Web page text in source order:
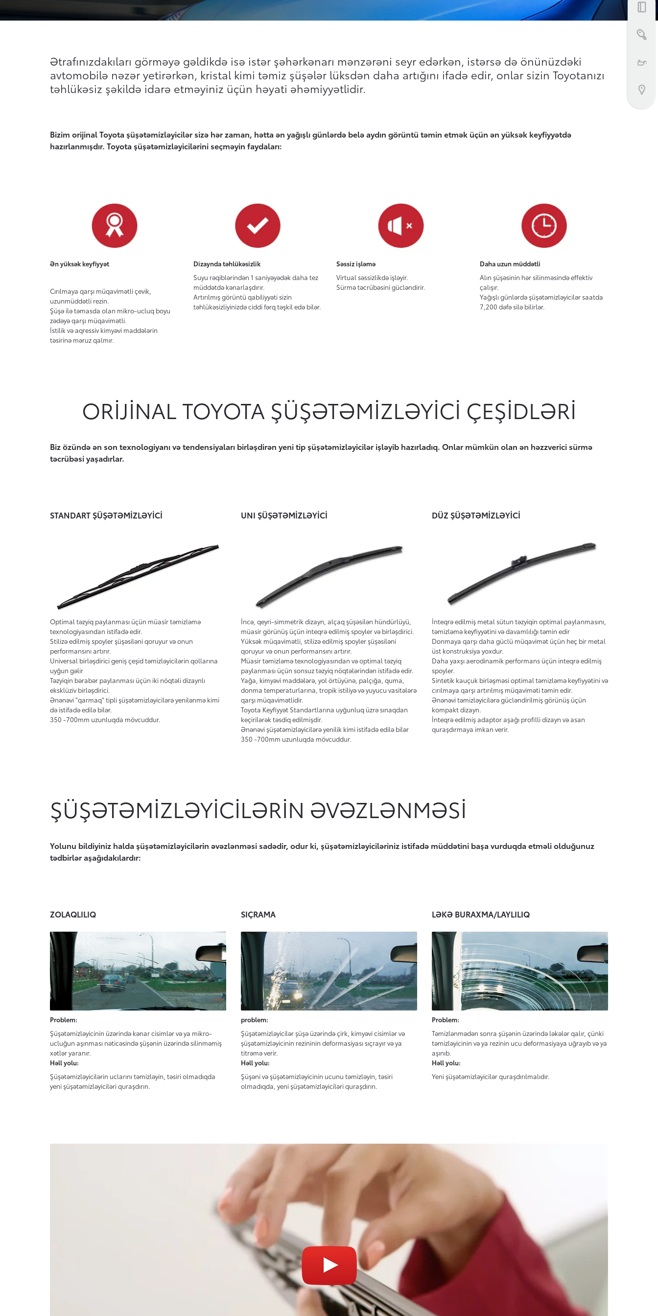
Ətrafınızdakıları görməyə gəldikdə isə istər şəhərkənarı mənzərəni seyr edərkən, istərsə də önünüzdəki
avtomobilə nəzər yetirərkən, kristal kimi təmiz şüşələr lüksdən daha artığını ifadə edir, onlar sizin Toyotanızı
təhlükəsiz şəkildə idarə etməyiniz üçün həyati əhəmiyyətlidir.
Bizim orijinal Toyota şüşətəmizləyicilər sizə hər zaman, hətta ən yağışlı günlərdə belə aydın görüntü təmin etmək üçün ən yüksək keyfiyyətdə
hazırlanmışdır. Toyota şüşətəmizləyicilərini seçməyin faydaları:
Ən yüksək keyfiyyət
Cırılmaya qarşı müqavimətli çevik,
uzunmüddətli rezin.
Şüşə ilə təmasda olan mikro-ucluq boyu
zədəyə qarşı müqavimətli.
İstilik və aqressiv kimyəvi maddələrin
təsirinə məruz qalmır.
Dizaynda təhlükəsizlik
Suyu rəqiblərindən 1 saniyəyədək daha tez
müddətdə kənarlaşdırır.
Artırılmış görüntü qabiliyyəti sizin
təhlükəsizliyinizdə ciddi fərq təşkil edə bilər.
Səssiz işləmə
Virtual səssizlikdə işləyir.
Sürmə təcrübəsini gücləndirir.
Daha uzun müddətli
Alın şüşəsinin hər silinməsində effektiv
çalışır.
Yağışlı günlərdə şüşətəmizləyicilər saatda
7,200 dəfə silə bilirlər.
ORIJINAL TOYOTA ŞÜŞƏTƏMIZLƏYICI ÇEŞIDLƏRI
Biz özündə ən son texnologiyanı və tendensiyaları birləşdirən yeni tip şüşətəmizləyicilər işləyib hazırladıq. Onlar mümkün olan ən həzzverici sürmə
təcrübəsi yaşadırlar.
STANDART ŞÜŞƏTƏMİZLƏYİCİ
Optimal təzyiq paylanması üçün müasir təmizləmə
texnologiyasından istifadə edir.
Stilizə edilmiş spoyler şüşəsiləni qoruyur və onun
performansını artırır.
Universal birləşdirici geniş çeşid təmizləyicilərin qollarına
uyğun gəlir
Təzyiqin bərabər paylanması üçün iki nöqtəli dizaynlı
eksklüziv birləşdirici.
Ənənəvi "qarmaq" tipli şüşətəmizləyicilərə yenilənmə kimi
də istifadə edilə bilər.
350 -700mm uzunluqda mövcuddur.
UNI ŞÜŞƏTƏMİZLƏYİCİ
İncə, qeyri-simmetrik dizayn, alçaq şüşəsilən hündürlüyü,
müasir görünüş üçün inteqrə edilmiş spoyler və birləşdirici.
Yüksək müqavimətli, stilizə edilmiş spoyler şüşəsiləni
qoruyur və onun performansını artırır.
Müasir təmizləmə texnologiyasından və optimal təzyiq
paylanması üçün sonsuz təzyiq nöqtələrindən istifadə edir.
Yağa, kimyəvi maddələrə, yol örtüyünə, palçığa, quma,
donma temperaturlarına, tropik istiliyə və yuyucu vasitələrə
qarşı müqavimətlidir.
Toyota Keyfiyyət Standartlarına uyğunluq üzrə sınaqdan
keçirilərək təsdiq edilmişdir.
Ənənəvi şüşətəmizləyicilərə yenilik kimi istifadə edilə bilər
350 -700mm uzunluqda mövcuddur.
DÜZ ŞÜŞƏTƏMİZLƏYİCİ
İnteqrə edilmiş metal sütun təzyiqin optimal paylanmasını,
təmizləmə keyfiyyətini və davamlılığı təmin edir
Donmaya qarşı daha güclü müqavimət üçün heç bir metal
üst konstruksiya yoxdur.
Daha yaxşı aerodinamik performans üçün inteqrə edilmiş
spoyler.
Sintetik kauçuk birləşməsi optimal təmizləmə keyfiyyətini və
cırılmaya qarşı artırılmış müqaviməti təmin edir.
Ənənəvi təmizləyicilərə gücləndirilmiş görünüş üçün
kompakt dizayn.
İnteqrə edilmiş adaptor aşağı profilli dizayn və asan
quraşdırmaya imkan verir.
ŞÜŞƏTƏMIZLƏYICILƏRIN ƏVƏZLƏNMƏSI
Yolunu bildiyiniz halda şüşətəmizləyicilərin əvəzlənməsi sadədir, odur ki, şüşətəmizləyiciləriniz istifadə müddətini başa vurduqda etməli olduğunuz
tədbirlər aşağıdakılardır:
ZOLAQLILIQ
Problem:
Şüşətəmizləyicinin üzərində kənar cisimlər və ya mikro-
ucluğun aşınması nəticəsində şüşənin üzərində silinməmiş
xətlər yaranır.
Həll yolu:
Şüşətəmizləyicilərin uclarını təmizləyin, təsiri olmadıqda
yeni şüşətəmizləyiciləri quraşdırın.
SIÇRAMA
problem:
Şüşətəmizləyicilər şüşə üzərində çirk, kimyəvi cisimlər və
şüşətəmizləyicinin rezininin deformasiyası sıçrayır və ya
titrəmə verir.
Həll yolu:
Şüşəni və şüşətəmizləyicinin ucunu təmizləyin, təsiri
olmadıqda, yeni şüşətəmizləyiciləri quraşdırın.
LƏKƏ BURAXMA/LAYLILIQ
Problem:
Təmizlənmədən sonra şüşənin üzərində ləkələr qalır, çünki
təmizləyicinin və ya rezinin ucu deformasiyaya uğrayıb və ya
aşınıb.
Həll yolu:
Yeni şüşətəmizləyicilər quraşdırılmalıdır.